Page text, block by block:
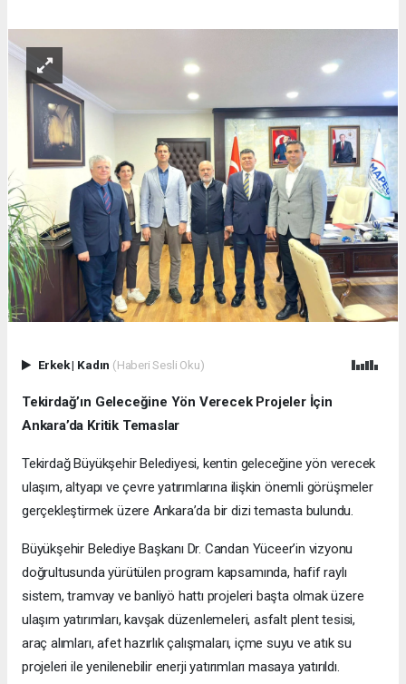
Erkek| Kadın (Haberi Sesli Oku)
Tekirdağ’ın Geleceğine Yön Verecek Projeler İçin
Ankara’da Kritik Temaslar
Tekirdağ Büyükşehir Belediyesi, kentin geleceğine yön verecek
ulaşım, altyapı ve çevre yatırımlarına ilişkin önemli görüşmeler
gerçekleştirmek üzere Ankara’da bir dizi temasta bulundu.
Büyükşehir Belediye Başkanı Dr. Candan Yüceer’in vizyonu
doğrultusunda yürütülen program kapsamında, hafif raylı
sistem, tramvay ve banliyö hattı projeleri başta olmak üzere
ulaşım yatırımları, kavşak düzenlemeleri, asfalt plent tesisi,
araç alımları, afet hazırlık çalışmaları, içme suyu ve atık su
projeleri ile yenilenebilir enerji yatırımları masaya yatırıldı.